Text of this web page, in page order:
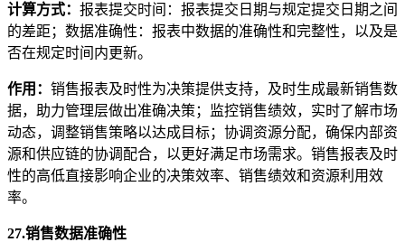
计算方式： 报表提交时间：报表提交日期与规定提交日期之间
的差距；数据准确性：报表中数据的准确性和完整性，以及是
否在规定时间内更新。
作用 ： 销售报表及时性为决策提供支持，及时生成最新销售数
据，助力管理层做出准确决策；监控销售绩效，实时了解市场
动态，调整销售策略以达成目标；协调资源分配，确保内部资
源和供应链的协调配合，以更好满足市场需求。销售报表及时
性的高低直接影响企业的决策效率、销售绩效和资源利用效
率。
27.销售数据准确性